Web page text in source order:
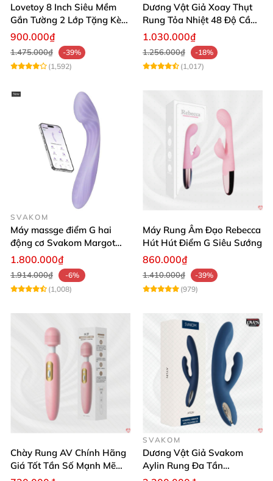
Lovetoy 8 Inch Siêu Mềm
Gắn Tường 2 Lớp Tặng Kèm
Dầu Massage
900.000₫
1.475.000₫
-39%
(1,592)
Dương Vật Giả Xoay Thụt
Rung Tỏa Nhiệt 48 Độ Cầm
Tay Hot Bunny
1.030.000₫
1.256.000₫
-18%
(1,017)
SVAKOM
Máy massge điểm G hai
động cơ Svakom Margot
điều khiển qua app
1.800.000₫
1.914.000₫
-6%
(1,008)
Máy Rung Âm Đạo Rebecca
Hút Hút Điểm G Siêu Sướng
860.000₫
1.410.000₫
-39%
(979)
Chày Rung AV Chính Hãng
Giá Tốt Tần Số Mạnh Mẽ
Siêu Bền
SVAKOM
Dương Vật Giả Svakom
Aylin Rung Đa Tần
Massage Sung Sướng